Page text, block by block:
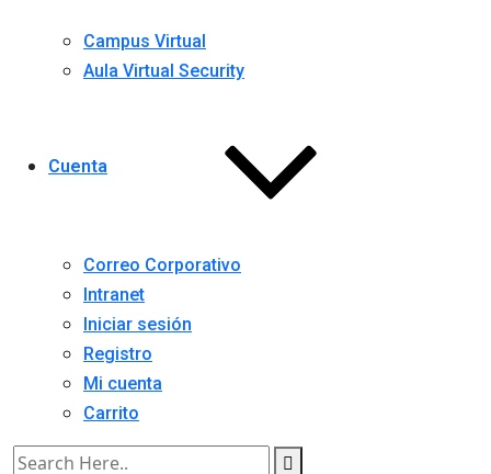
Campus Virtual
Aula Virtual Security
Cuenta
Correo Corporativo
Intranet
Iniciar sesión
Registro
Mi cuenta
Carrito